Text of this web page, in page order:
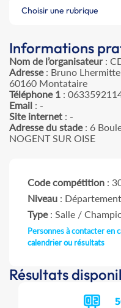
Choisir une rubrique
Informations
Nom de l’organisateur:
Adresse: Bruno
60160 Montataire
Téléphone 1 :
Email : -
Site internet : -
Adresse du stade: 6
NOGENT SUR OISE
Code compétition :
Niveau :
Type: Salle /
Personnes à contacter en
calendrier ou résultats
Résultats